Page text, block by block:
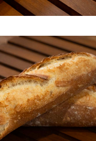
公開されている講座